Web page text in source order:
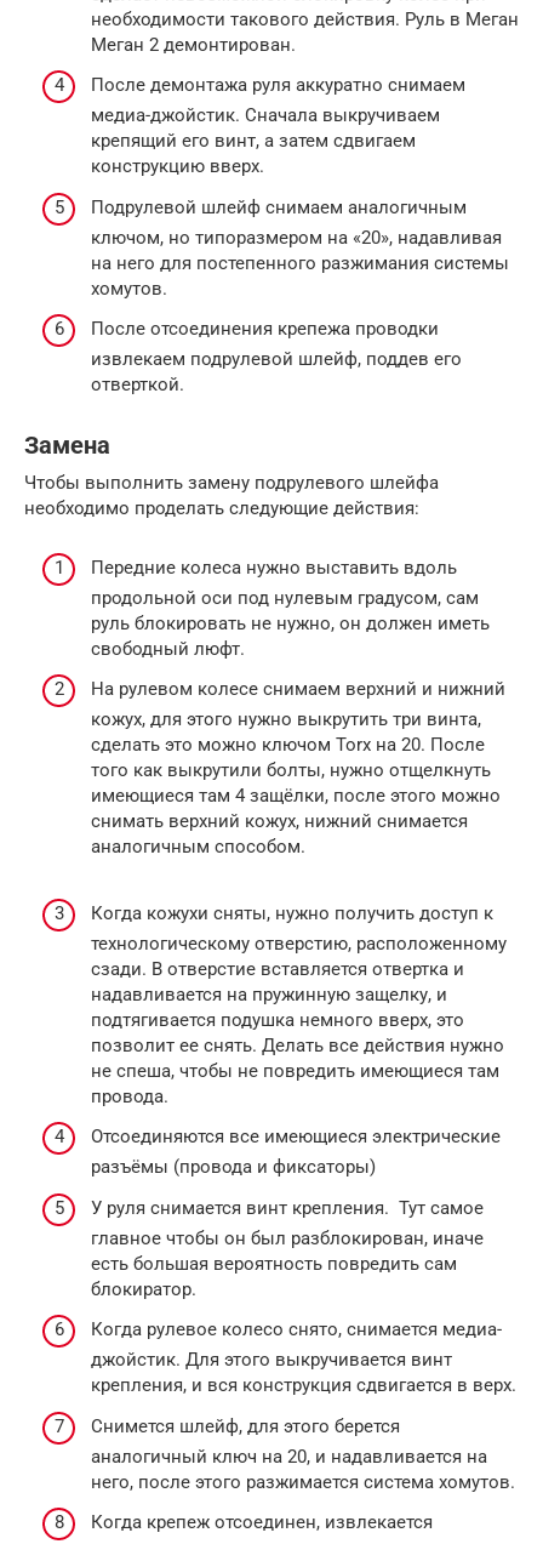
необходимости такового действия. Руль в Меган
Меган 2 демонтирован.
После демонтажа руля аккуратно снимаем
медиа-джойстик. Сначала выкручиваем
крепящий его винт, а затем сдвигаем
конструкцию вверх.
Подрулевой шлейф снимаем аналогичным
ключом, но типоразмером на «20», надавливая
на него для постепенного разжимания системы
хомутов.
После отсоединения крепежа проводки
извлекаем подрулевой шлейф, поддев его
отверткой.
Замена
Чтобы выполнить замену подрулевого шлейфа
необходимо проделать следующие действия:
Передние колеса нужно выставить вдоль
продольной оси под нулевым градусом, сам
руль блокировать не нужно, он должен иметь
свободный люфт.
На рулевом колесе снимаем верхний и нижний
кожух, для этого нужно выкрутить три винта,
сделать это можно ключом Torx на 20. После
того как выкрутили болты, нужно отщелкнуть
имеющиеся там 4 защёлки, после этого можно
снимать верхний кожух, нижний снимается
аналогичным способом.
Когда кожухи сняты, нужно получить доступ к
технологическому отверстию, расположенному
сзади. В отверстие вставляется отвертка и
надавливается на пружинную защелку, и
подтягивается подушка немного вверх, это
позволит ее снять. Делать все действия нужно
не спеша, чтобы не повредить имеющиеся там
провода.
Отсоединяются все имеющиеся электрические
разъёмы (провода и фиксаторы)
У руля снимается винт крепления. Тут самое
главное чтобы он был разблокирован, иначе
есть большая вероятность повредить сам
блокиратор.
Когда рулевое колесо снято, снимается медиа-
джойстик. Для этого выкручивается винт
крепления, и вся конструкция сдвигается в верх.
Снимется шлейф, для этого берется
аналогичный ключ на 20, и надавливается на
него, после этого разжимается система хомутов.
Когда крепеж отсоединен, извлекается